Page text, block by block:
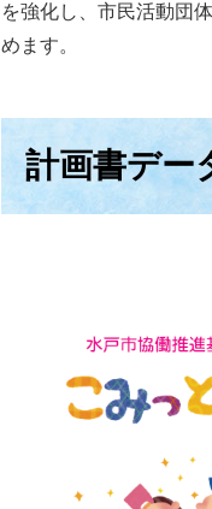
を強化し、市民活動団
めます。
計画書デー